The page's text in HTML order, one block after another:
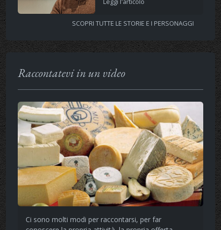
SCOPRI TUTTE LE STORIE E I PERSONAGGI
Raccontatevi in un video
Ci sono molti modi per raccontarsi, per far